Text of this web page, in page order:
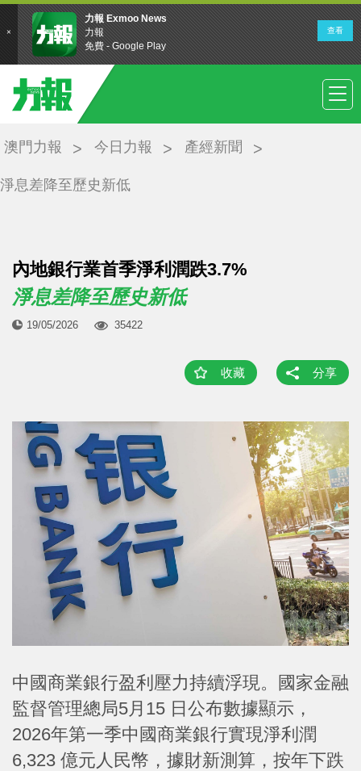
澳門力報 今日力報 產經新聞
淨息差降至歷史新低
內地銀行業首季淨利潤跌3.7%
淨息差降至歷史新低
19/05/2026 35422
收藏 分享
中國商業銀行盈利壓力持續浮現。國家金融
監督管理總局5月15 日公布數據顯示，
2026年第一季中國商業銀行實現淨利潤
6,323 億元人民幣，據財新測算，按年下跌